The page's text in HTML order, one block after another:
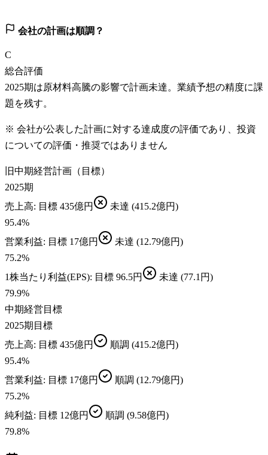
会社の計画は順調？
C
総合評価
2025期は原材料高騰の影響で計画未達。業績予想の精度に課
題を残す。
※ 会社が公表した計画に対する達成度の評価であり、投資
についての評価・推奨ではありません
旧中期経営計画（目標）
2025期
売上高: 目標 435億円 未達 (415.2億円)
95.4%
営業利益: 目標 17億円 未達 (12.79億円)
75.2%
1株当たり利益(EPS): 目標 96.5円 未達 (77.1円)
79.9%
中期経営目標
2025期目標
売上高: 目標 435億円 順調 (415.2億円)
95.4%
営業利益: 目標 17億円 順調 (12.79億円)
75.2%
純利益: 目標 12億円 順調 (9.58億円)
79.8%